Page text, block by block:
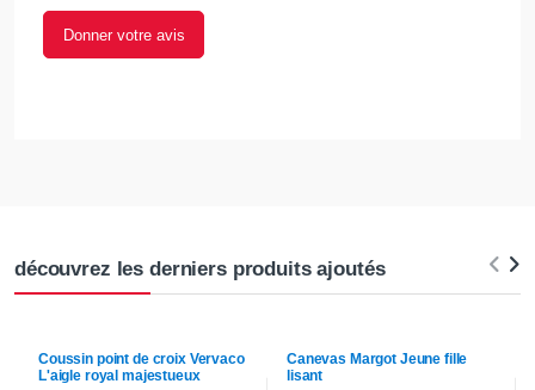
Donner votre avis
découvrez les derniers produits ajoutés
Coussin point de croix Vervaco
L'aigle royal majestueux
Canevas Margot Jeune fille
lisant